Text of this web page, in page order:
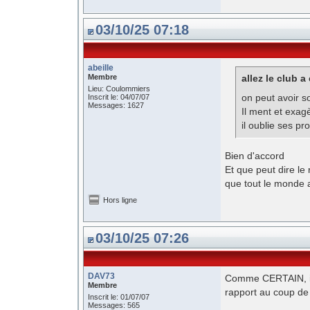
03/10/25 07:18
abeille
Membre
Lieu: Coulommiers
Inscrit le: 04/07/07
Messages: 1627
allez le club a
on peut avoir
Il ment et
il oublie ses
Bien d'accord
Et que peut dire le
que tout le monde
Hors ligne
03/10/25 07:26
DAV73
Membre
Inscrit le: 01/07/07
Messages: 565
Comme
rapport au coup